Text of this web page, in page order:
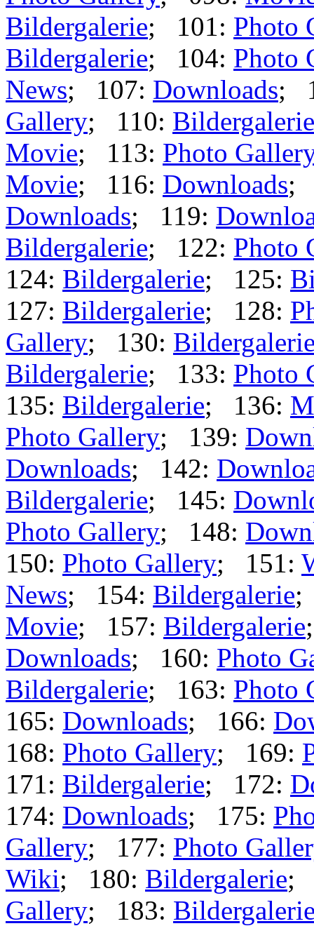
Bildergalerie; 101: Photo
Bildergalerie; 104: Photo
News; 107: Downloads;
Gallery; 110: Bildergalerie
Movie; 113: Photo
Movie; 116: Downloads;
Downloads; 119:
Bildergalerie; 122: Photo
124: Bildergalerie; 125:
127: Bildergalerie; 128:
Gallery; 130:
Bildergalerie; 133: Photo
135: Bildergalerie; 136:
Photo Gallery; 139:
Downloads; 142:
Bildergalerie; 145:
Photo Gallery; 148:
150: Photo Gallery; 151:
News; 154: Bildergalerie;
Movie; 157: Bildergalerie
Downloads; 160: Photo
Bildergalerie; 163: Photo
165: Downloads; 166:
168: Photo Gallery; 169:
171: Bildergalerie; 172:
174: Downloads; 175:
Gallery; 177: Photo
Wiki; 180: Bildergalerie;
Gallery; 183: